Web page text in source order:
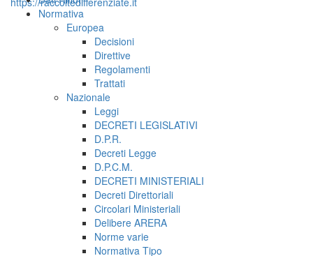
Normativa
Europea
Decisioni
Direttive
Regolamenti
Trattati
Nazionale
Leggi
DECRETI LEGISLATIVI
D.P.R.
Decreti Legge
D.P.C.M.
DECRETI MINISTERIALI
Decreti Direttoriali
Circolari Ministeriali
Delibere ARERA
Norme varie
Normativa Tipo